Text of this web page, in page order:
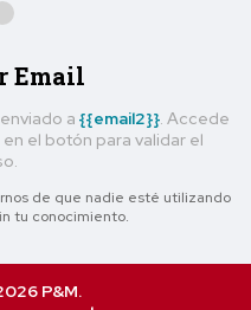
Email
a {{email2}} . Accede
el botón para validar el
de que nadie esté utilizando
tu conocimiento.
P&M.